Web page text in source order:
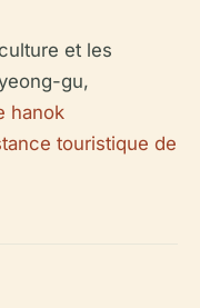
et les
gu,
hanok
touristique de